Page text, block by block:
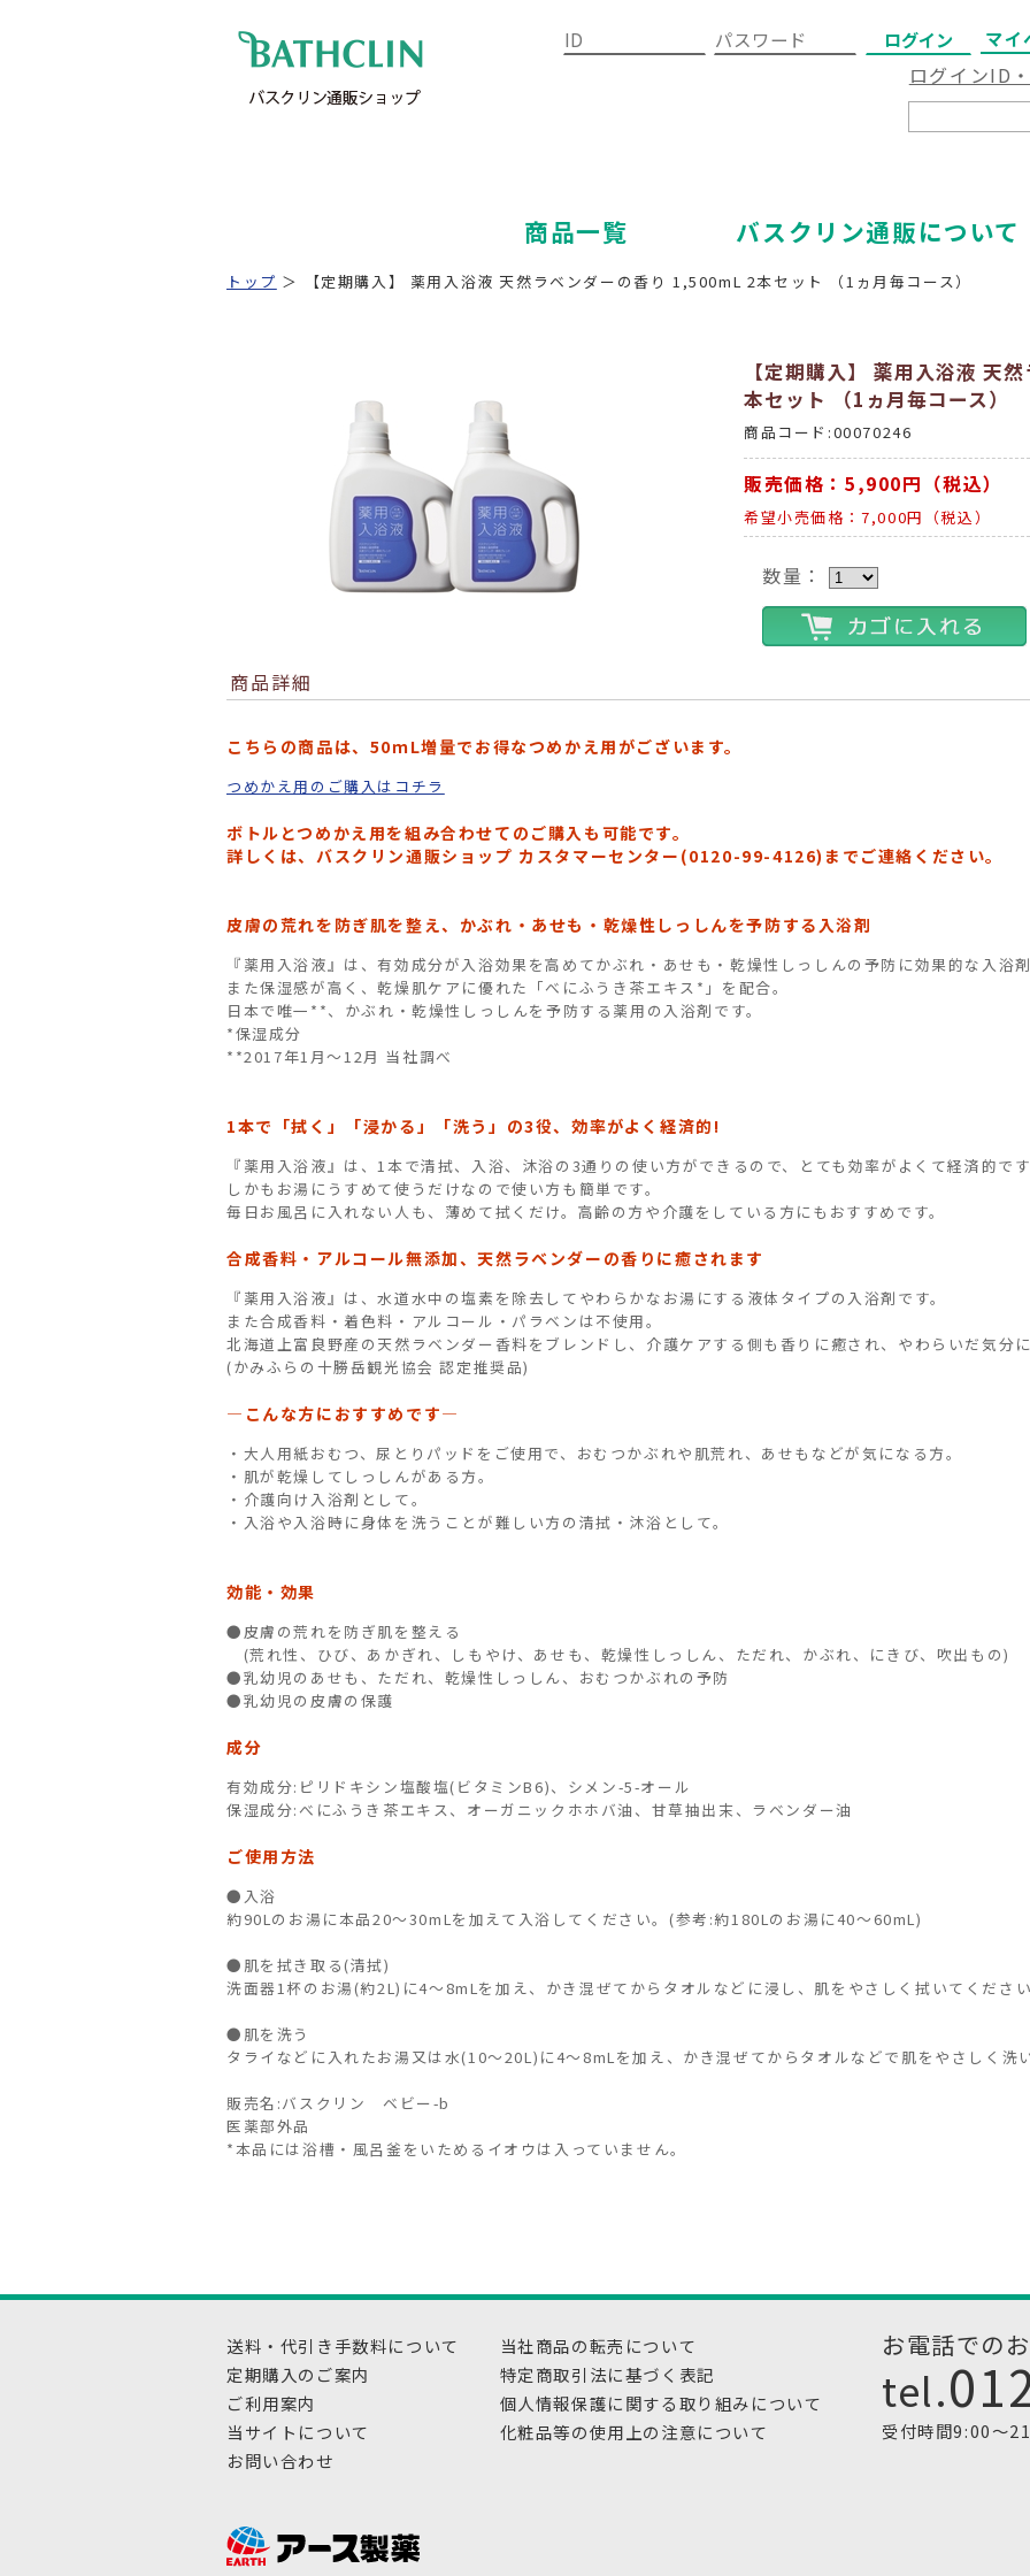
マイ
ログインID
商品一覧 バスクリン通販について
トップ ＞ 【定期購入】 薬用入浴液 天然ラベンダーの香り 1,500mL 2本セット （1ヵ月毎コース）
【定期購入】 薬用入浴液 天
本セット （1ヵ月毎コース）
商品コード:00070246
販売価格：5,900円（税込）
希望小売価格：7,000円（税込）
数量：
商品詳細
こちらの商品は、50ｍL増量でお得なつめかえ用がございます。
つめかえ用のご購入はコチラ
ボトルとつめかえ用を組み合わせてのご購入も可能です。
詳しくは、バスクリン通販ショップ カスタマーセンター(0120-99-4126)までご連絡ください。
皮膚の荒れを防ぎ肌を整え、かぶれ・あせも・乾燥性しっしんを予防する入浴剤
『薬用入浴液』は、有効成分が入浴効果を高めてかぶれ・あせも・乾燥性しっしんの予防に効果的な入浴
また保湿感が高く、乾燥肌ケアに優れた「べにふうき茶エキス*」を配合。
日本で唯一**、かぶれ・乾燥性しっしんを予防する薬用の入浴剤です。
*保湿成分
**2017年1月～12月 当社調べ
1本で「拭く」「浸かる」「洗う」の3役、効率がよく経済的!
『薬用入浴液』は、1本で清拭、入浴、沐浴の3通りの使い方ができるので、とても効率がよくて経済的で
しかもお湯にうすめて使うだけなので使い方も簡単です。
毎日お風呂に入れない人も、薄めて拭くだけ。高齢の方や介護をしている方にもおすすめです。
合成香料・アルコール無添加、天然ラベンダーの香りに癒されます
『薬用入浴液』は、水道水中の塩素を除去してやわらかなお湯にする液体タイプの入浴剤です。
また合成香料・着色料・アルコール・パラベンは不使用。
北海道上富良野産の天然ラベンダー香料をブレンドし、介護ケアする側も香りに癒され、やわらいだ気分
(かみふらの十勝岳観光協会 認定推奨品)
―こんな方におすすめです―
・大人用紙おむつ、尿とりパッドをご使用で、おむつかぶれや肌荒れ、あせもなどが気になる方。
・肌が乾燥してしっしんがある方。
・介護向け入浴剤として。
・入浴や入浴時に身体を洗うことが難しい方の清拭・沐浴として。
効能・効果
●皮膚の荒れを防ぎ肌を整える
(荒れ性、ひび、あかぎれ、しもやけ、あせも、乾燥性しっしん、ただれ、かぶれ、にきび、吹出もの)
●乳幼児のあせも、ただれ、乾燥性しっしん、おむつかぶれの予防
●乳幼児の皮膚の保護
成分
有効成分:ピリドキシン塩酸塩(ビタミンB6)、シメン-5-オール
保湿成分:べにふうき茶エキス、オーガニックホホバ油、甘草抽出末、ラベンダー油
ご使用方法
●入浴
約90Lのお湯に本品20～30mLを加えて入浴してください。(参考:約180Lのお湯に40～60mL)
●肌を拭き取る(清拭)
洗面器1杯のお湯(約2L)に4～8mLを加え、かき混ぜてからタオルなどに浸し、肌をやさしく拭いてくださ
●肌を洗う
タライなどに入れたお湯又は水(10～20L)に4～8mLを加え、かき混ぜてからタオルなどで肌をやさしく洗
販売名:バスクリン ベビー-b
医薬部外品
*本品には浴槽・風呂釜をいためるイオウは入っていません。
送料・代引き手数料について
定期購入のご案内
ご利用案内
当サイトについて
お問い合わせ
当社商品の転売について
特定商取引法に基づく表記
個人情報保護に関する取り組みについて
化粧品等の使用上の注意について
お電話での
tel.
受付時間9:00～